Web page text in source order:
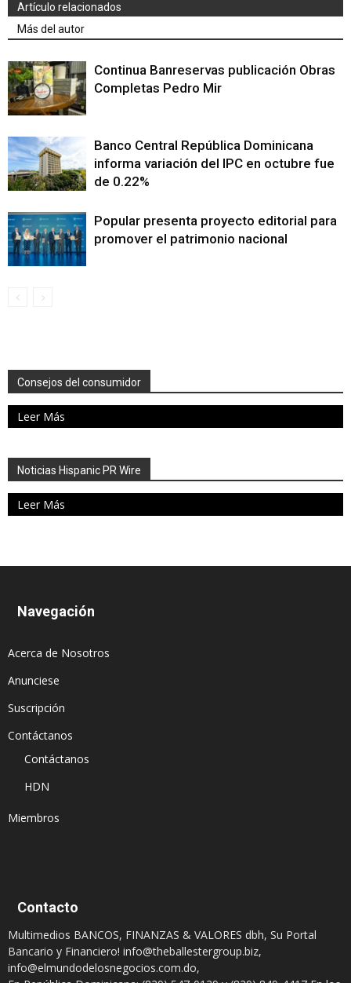
Artículo relacionados
Más del autor
Continua Banreservas publicación Obras
Completas Pedro Mir
Banco Central República Dominicana
informa variación del IPC en octubre fue
de 0.22%
Popular presenta proyecto editorial para
promover el patrimonio nacional
Consejos del consumidor
Leer Más
Noticias Hispanic PR Wire
Leer Más
Navegación
Acerca de Nosotros
Anunciese
Suscripción
Contáctanos
Contáctanos
HDN
Miembros
Contacto
Multimedios BANCOS, FINANZAS & VALORES dbh, Su Portal
Bancario y Financiero! info@theballestergroup.biz,
info@elmundodelosnegocios.com.do,